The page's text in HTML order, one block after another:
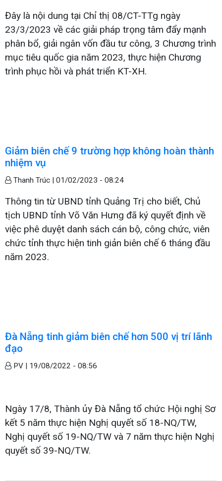
Đây là nội dung tại Chỉ thị 08/CT-TTg ngày
23/3/2023 về các giải pháp trọng tâm đẩy mạnh
phân bổ, giải ngân vốn đầu tư công, 3 Chương trình
mục tiêu quốc gia năm 2023, thực hiện Chương
trình phục hồi và phát triển KT-XH.
Giảm biên chế 9 trường hợp không hoàn thành
nhiệm vụ
Thanh Trúc | 01/02/2023 - 08:24
Thông tin từ UBND tỉnh Quảng Trị cho biết, Chủ
tịch UBND tỉnh Võ Văn Hưng đã ký quyết định về
việc phê duyệt danh sách cán bộ, công chức, viên
chức tỉnh thực hiện tinh giản biên chế 6 tháng đầu
năm 2023.
Đà Nẵng tinh giảm biên chế hơn 500 vị trí lãnh
đạo
PV | 19/08/2022 - 08:56
Ngày 17/8, Thành ủy Đà Nẵng tổ chức Hội nghị Sơ
kết 5 năm thực hiện Nghị quyết số 18-NQ/TW,
Nghị quyết số 19-NQ/TW và 7 năm thực hiện Nghị
quyết số 39-NQ/TW.